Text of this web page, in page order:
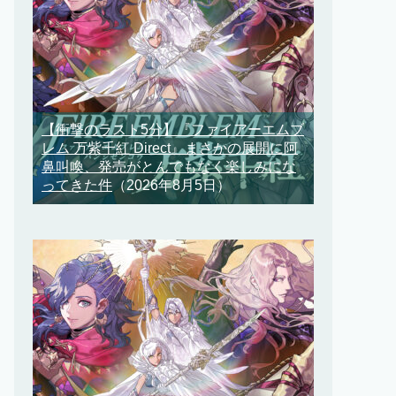
【衝撃のラスト5分】『ファイアーエムブ
レム 万紫千紅 Direct』まさかの展開に阿
鼻叫喚、発売がとんでもなく楽しみにな
ってきた件 （2026年8月5日）